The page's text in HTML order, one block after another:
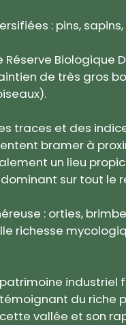
: pins,
Biologique
de très gros
traces et des
entent bramer à
un lieu
sur tout le
: orties,
richesse
industriel
du riche
vallée et son